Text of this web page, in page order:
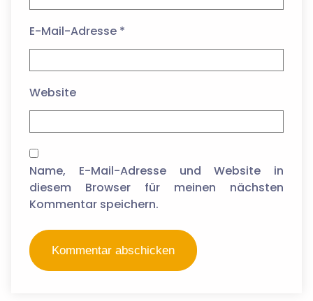
E-Mail-Adresse *
Website
Name, E-Mail-Adresse und Website in
diesem Browser für meinen nächsten
Kommentar speichern.